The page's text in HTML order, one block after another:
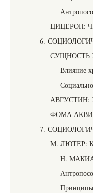
ЦИЦЕРОН:
6.
СУЩНОСТЬ
Влияние
АВГУСТИН:
ФОМА
7.
М. ЛЮТЕР:
Н.
Принципы